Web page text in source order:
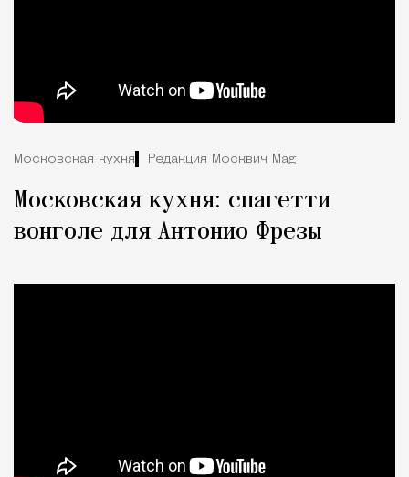
Московская кухня Редакция Москвич Mag
Московская кухня: спагетти
вонголе для Антонио Фрезы